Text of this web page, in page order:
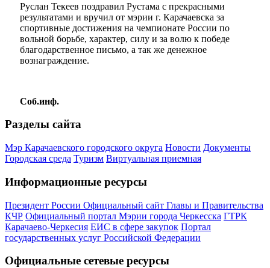
Руслан Текеев поздравил Рустама с прекрасными
результатами и вручил от мэрии г. Карачаевска за
спортивные достижения на чемпионате России по
вольной борьбе, характер, силу и за волю к победе
благодарственное письмо, а так же денежное
вознаграждение.
Соб.инф.
Разделы сайта
Мэр Карачаевского городского округа Новости Документы
Городская среда Туризм Виртуальная приемная
Информационные ресурсы
Президент России Официальный сайт Главы и Правительства
КЧР Официальный портал Мэрии города Черкесска ГТРК
Карачаево-Черкесия ЕИС в сфере закупок Портал
государственных услуг Российской Федерации
Официальные сетевые ресурсы